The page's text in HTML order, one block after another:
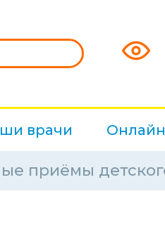
врачи
приёмы